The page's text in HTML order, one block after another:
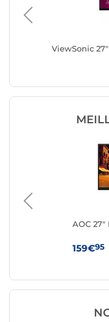
ViewSonic
AOC 27"
159€95